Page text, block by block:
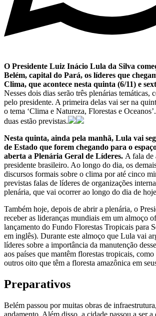
O Presidente Luiz Inácio Lula da Silva
Belém, capital do Pará, os líderes que
Clima, que acontece nesta quinta (6/11) e
Nesses dois dias serão três plenárias temáticas,
pelo presidente. A primeira delas vai ser na
o tema ‘Clima e Natureza, Florestas e
duas estão previstas.
Nesta quinta, ainda pela manhã, Lula vai
de Estado que forem chegando para o
aberta a Plenária Geral de Líderes. A fala de
presidente brasileiro. Ao longo do dia, os
discursos formais sobre o clima por até cinco
previstas falas de líderes de organizações
plenária, que vai ocorrer ao longo do dia de
Também hoje, depois de abrir a plenária, o
receber as lideranças mundiais em um almoço
lançamento do Fundo Florestas Tropicais para
em inglês). Durante este almoço que Lula vai
líderes sobre a importância da manutenção
aos países que mantêm florestas tropicais,
outros oito que têm a floresta amazônica em
Preparativos
Belém passou por muitas obras de
andamento. Além disso, a cidade passou a ser